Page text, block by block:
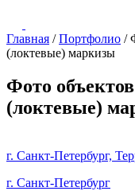
Главная /Портфолио /
(локтевые) маркизы
Фото
(локтевые)
г. Санкт-Петербург,
г. Санкт-Петербург